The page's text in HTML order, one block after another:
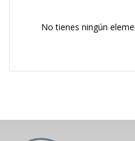
No tienes ningún